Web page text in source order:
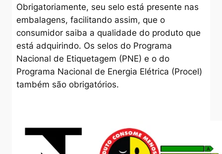
Obrigatoriamente, seu selo está presente nas
embalagens, facilitando assim, que o
consumidor saiba a qualidade do produto que
está adquirindo. Os selos do Programa
Nacional de Etiquetagem (PNE) e o do
Programa Nacional de Energia Elétrica (Procel)
também são obrigatórios.